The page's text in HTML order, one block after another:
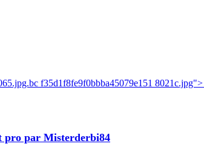
f35d1f8fe9f0bbba45079e151
pro par Misterderbi84